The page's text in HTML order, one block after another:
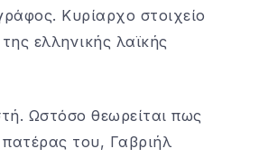
Κυρίαρχο στοιχείο
ελληνικής λαϊκής
Ωστόσο θεωρείται πως
του, Γαβριήλ